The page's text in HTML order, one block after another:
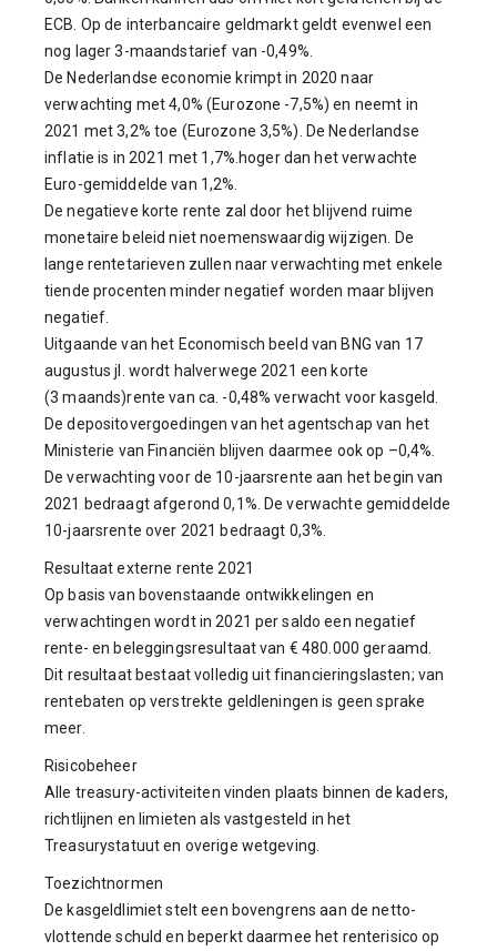
ECB. Op de interbancaire geldmarkt geldt evenwel een
nog lager 3-maandstarief van -0,49%.
De Nederlandse economie krimpt in 2020 naar
verwachting met 4,0% (Eurozone -7,5%) en neemt in
2021 met 3,2% toe (Eurozone 3,5%). De Nederlandse
inflatie is in 2021 met 1,7%.hoger dan het verwachte
Euro-gemiddelde van 1,2%.
De negatieve korte rente zal door het blijvend ruime
monetaire beleid niet noemenswaardig wijzigen. De
lange rentetarieven zullen naar verwachting met enkele
tiende procenten minder negatief worden maar blijven
negatief.
Uitgaande van het Economisch beeld van BNG van 17
augustus jl. wordt halverwege 2021 een korte
(3 maands)rente van ca. -0,48% verwacht voor kasgeld.
De depositovergoedingen van het agentschap van het
Ministerie van Financiën blijven daarmee ook op –0,4%.
De verwachting voor de 10-jaarsrente aan het begin van
2021 bedraagt afgerond 0,1%. De verwachte gemiddelde
10-jaarsrente over 2021 bedraagt 0,3%.
Resultaat externe rente 2021
Op basis van bovenstaande ontwikkelingen en
verwachtingen wordt in 2021 per saldo een negatief
rente- en beleggingsresultaat van € 480.000 geraamd.
Dit resultaat bestaat volledig uit financieringslasten; van
rentebaten op verstrekte geldleningen is geen sprake
meer.
Risicobeheer
Alle treasury-activiteiten vinden plaats binnen de kaders,
richtlijnen en limieten als vastgesteld in het
Treasurystatuut en overige wetgeving.
Toezichtnormen
De kasgeldlimiet stelt een bovengrens aan de netto-
vlottende schuld en beperkt daarmee het renterisico op